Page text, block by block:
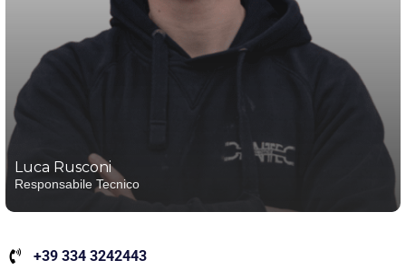
Luca Rusconi
Responsabile Tecnico
+39 334 3242443